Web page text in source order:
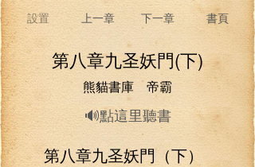
設置 上一章 下一章 書頁
第八章九圣妖門(下)
熊貓書庫 帝霸
🔊點這里聽書
第八章九圣妖門（下）